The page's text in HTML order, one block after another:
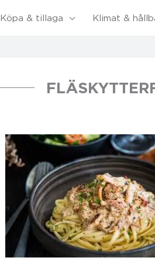
Köpa & tillaga Klimat &